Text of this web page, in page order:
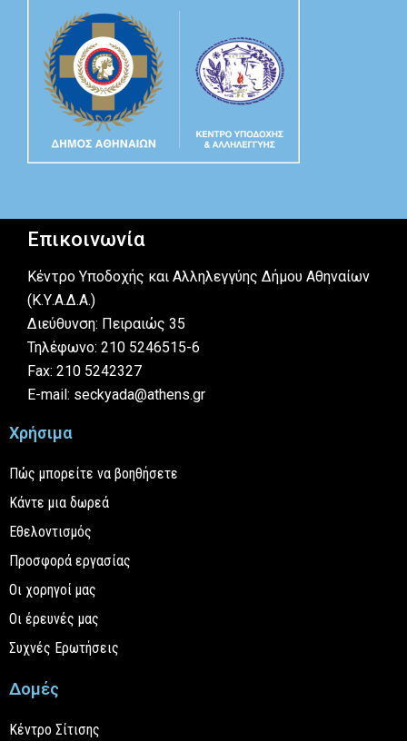
Επικοινωνία
Κέντρο Υποδοχής και Αλληλεγγύης Δήμου Αθηναίων
(Κ.Υ.Α.Δ.Α.)
Διεύθυνση: Πειραιώς 35
Τηλέφωνο: 210 5246515-6
Fax: 210 5242327
E-mail: seckyada@athens.gr
Χρήσιμα
Πώς μπορείτε να βοηθήσετε
Κάντε μια δωρεά
Εθελοντισμός
Προσφορά εργασίας
Οι χορηγοί μας
Οι έρευνές μας
Συχνές Ερωτήσεις
Δομές
Κέντρο Σίτισης